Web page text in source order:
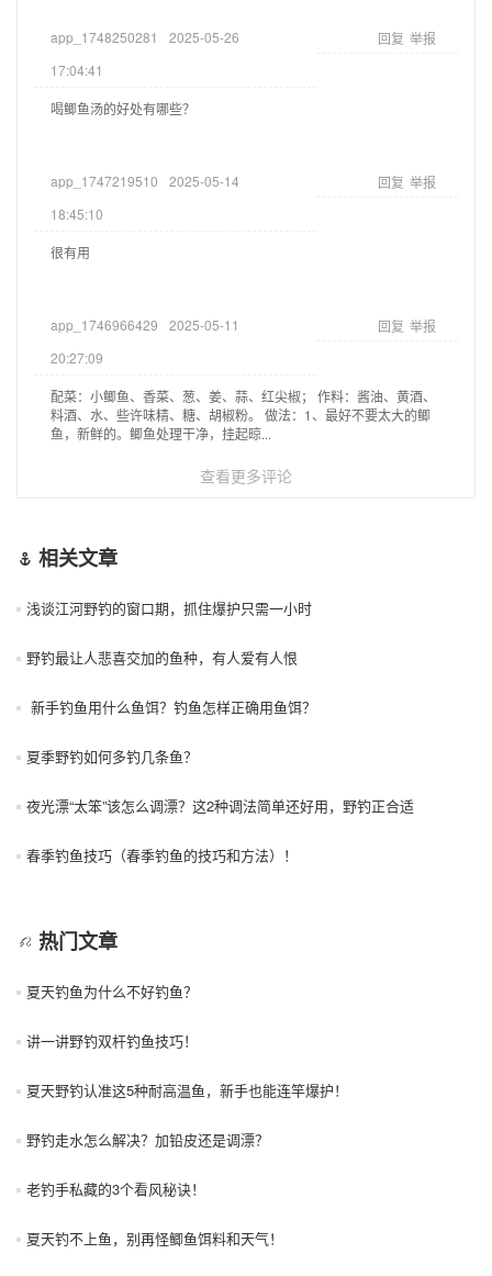
app_1748250281
2025-05-26
17:04:41
回复 举报
喝鲫鱼汤的好处有哪些？
app_1747219510
2025-05-14
18:45:10
回复 举报
很有用
app_1746966429
2025-05-11
20:27:09
回复 举报
配菜：小鲫鱼、香菜、葱、姜、蒜、红尖椒； 作料：酱油、黄酒、
料酒、水、些许味精、糖、胡椒粉。 做法：1、最好不要太大的鲫
鱼，新鲜的。鲫鱼处理干净，挂起晾...
查看更多评论
相关文章
浅谈江河野钓的窗口期，抓住爆护只需一小时
野钓最让人悲喜交加的鱼种，有人爱有人恨
新手钓鱼用什么鱼饵？钓鱼怎样正确用鱼饵？
夏季野钓如何多钓几条鱼？
夜光漂“太笨”该怎么调漂？这2种调法简单还好用，野钓正合适
春季钓鱼技巧（春季钓鱼的技巧和方法）！
热门文章
夏天钓鱼为什么不好钓鱼？
讲一讲野钓双杆钓鱼技巧！
夏天野钓认准这5种耐高温鱼，新手也能连竿爆护！
野钓走水怎么解决？加铅皮还是调漂？
老钓手私藏的3个看风秘诀！
夏天钓不上鱼，别再怪鲫鱼饵料和天气！